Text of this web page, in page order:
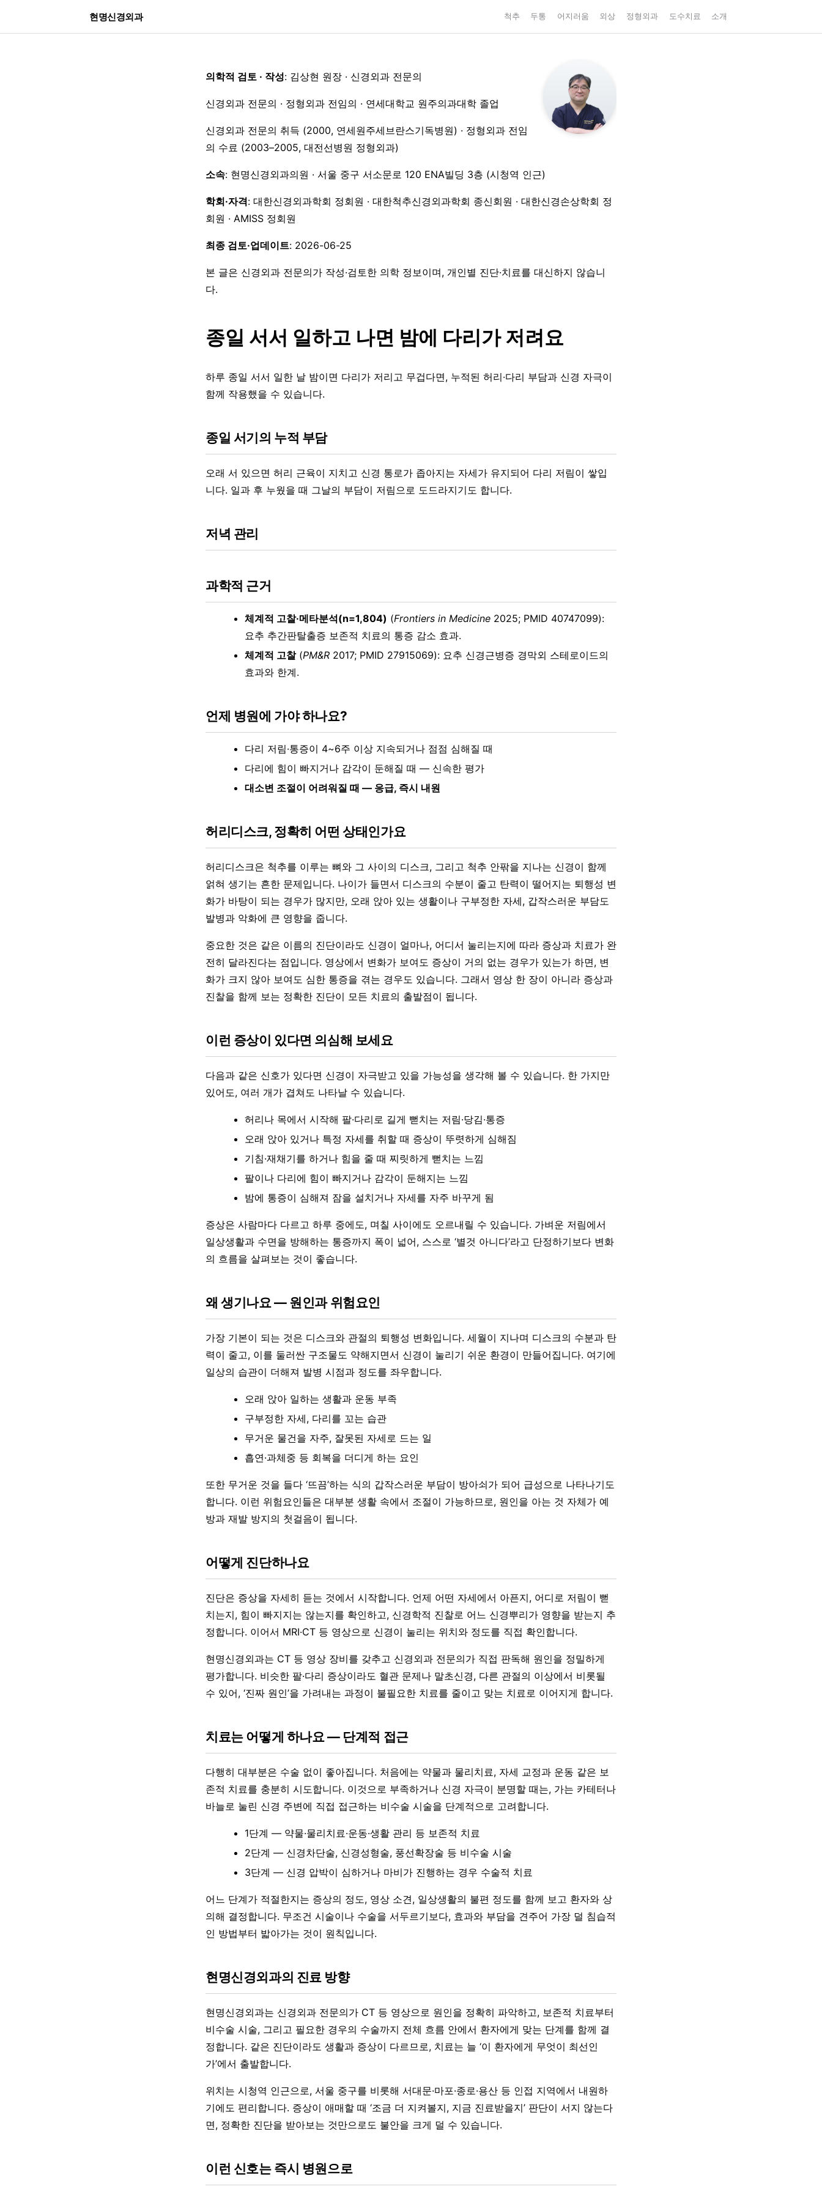
현명신경외과 척추 두통 어지러움 외상 정형외과 도수치료 소개
의학적 검토 · 작성: 김상현 원장 · 신경외과 전문의
신경외과 전문의 · 정형외과 전임의 · 연세대학교 원주의과대학 졸업
신경외과 전문의 취득 (2000, 연세원주세브란스기독병원) · 정형외과 전임
의 수료 (2003–2005, 대전선병원 정형외과)
소속: 현명신경외과의원 · 서울 중구 서소문로 120 ENA빌딩 3층 (시청역 인근)
학회·자격: 대한신경외과학회 정회원 · 대한척추신경외과학회 종신회원 · 대한신경손상학회 정
회원 · AMISS 정회원
최종 검토·업데이트: 2026-06-25
본 글은 신경외과 전문의가 작성·검토한 의학 정보이며, 개인별 진단·치료를 대신하지 않습니
다.
종일 서서 일하고 나면 밤에 다리가 저려요
하루 종일 서서 일한 날 밤이면 다리가 저리고 무겁다면, 누적된 허리·다리 부담과 신경 자극이
함께 작용했을 수 있습니다.
종일 서기의 누적 부담
오래 서 있으면 허리 근육이 지치고 신경 통로가 좁아지는 자세가 유지되어 다리 저림이 쌓입
니다. 일과 후 누웠을 때 그날의 부담이 저림으로 도드라지기도 합니다.
저녁 관리
과학적 근거
체계적 고찰·메타분석(n=1,804) (Frontiers in Medicine 2025; PMID 40747099):
요추 추간판탈출증 보존적 치료의 통증 감소 효과.
체계적 고찰(PM&R 2017; PMID 27915069): 요추 신경근병증 경막외 스테로이드의
효과와 한계.
언제 병원에 가야 하나요?
다리 저림·통증이 4~6주 이상 지속되거나 점점 심해질 때
다리에 힘이 빠지거나 감각이 둔해질 때 — 신속한 평가
대소변 조절이 어려워질 때 — 응급, 즉시 내원
허리디스크, 정확히 어떤 상태인가요
허리디스크은 척추를 이루는 뼈와 그 사이의 디스크, 그리고 척추 안팎을 지나는 신경이 함께
얽혀 생기는 흔한 문제입니다. 나이가 들면서 디스크의 수분이 줄고 탄력이 떨어지는 퇴행성 변
화가 바탕이 되는 경우가 많지만, 오래 앉아 있는 생활이나 구부정한 자세, 갑작스러운 부담도
발병과 악화에 큰 영향을 줍니다.
중요한 것은 같은 이름의 진단이라도 신경이 얼마나, 어디서 눌리는지에 따라 증상과 치료가 완
전히 달라진다는 점입니다. 영상에서 변화가 보여도 증상이 거의 없는 경우가 있는가 하면, 변
화가 크지 않아 보여도 심한 통증을 겪는 경우도 있습니다. 그래서 영상 한 장이 아니라 증상과
진찰을 함께 보는 정확한 진단이 모든 치료의 출발점이 됩니다.
이런 증상이 있다면 의심해 보세요
다음과 같은 신호가 있다면 신경이 자극받고 있을 가능성을 생각해 볼 수 있습니다. 한 가지만
있어도, 여러 개가 겹쳐도 나타날 수 있습니다.
허리나 목에서 시작해 팔·다리로 길게 뻗치는 저림·당김·통증
오래 앉아 있거나 특정 자세를 취할 때 증상이 뚜렷하게 심해짐
기침·재채기를 하거나 힘을 줄 때 찌릿하게 뻗치는 느낌
팔이나 다리에 힘이 빠지거나 감각이 둔해지는 느낌
밤에 통증이 심해져 잠을 설치거나 자세를 자주 바꾸게 됨
증상은 사람마다 다르고 하루 중에도, 며칠 사이에도 오르내릴 수 있습니다. 가벼운 저림에서
일상생활과 수면을 방해하는 통증까지 폭이 넓어, 스스로 ‘별것 아니다’라고 단정하기보다 변화
의 흐름을 살펴보는 것이 좋습니다.
왜 생기나요 — 원인과 위험요인
가장 기본이 되는 것은 디스크와 관절의 퇴행성 변화입니다. 세월이 지나며 디스크의 수분과 탄
력이 줄고, 이를 둘러싼 구조물도 약해지면서 신경이 눌리기 쉬운 환경이 만들어집니다. 여기에
일상의 습관이 더해져 발병 시점과 정도를 좌우합니다.
오래 앉아 일하는 생활과 운동 부족
구부정한 자세, 다리를 꼬는 습관
무거운 물건을 자주, 잘못된 자세로 드는 일
흡연·과체중 등 회복을 더디게 하는 요인
또한 무거운 것을 들다 ‘뜨끔’하는 식의 갑작스러운 부담이 방아쇠가 되어 급성으로 나타나기도
합니다. 이런 위험요인들은 대부분 생활 속에서 조절이 가능하므로, 원인을 아는 것 자체가 예
방과 재발 방지의 첫걸음이 됩니다.
어떻게 진단하나요
진단은 증상을 자세히 듣는 것에서 시작합니다. 언제 어떤 자세에서 아픈지, 어디로 저림이 뻗
치는지, 힘이 빠지지는 않는지를 확인하고, 신경학적 진찰로 어느 신경뿌리가 영향을 받는지 추
정합니다. 이어서 MRI·CT 등 영상으로 신경이 눌리는 위치와 정도를 직접 확인합니다.
현명신경외과는 CT 등 영상 장비를 갖추고 신경외과 전문의가 직접 판독해 원인을 정밀하게
평가합니다. 비슷한 팔·다리 증상이라도 혈관 문제나 말초신경, 다른 관절의 이상에서 비롯될
수 있어, ‘진짜 원인’을 가려내는 과정이 불필요한 치료를 줄이고 맞는 치료로 이어지게 합니다.
치료는 어떻게 하나요 — 단계적 접근
다행히 대부분은 수술 없이 좋아집니다. 처음에는 약물과 물리치료, 자세 교정과 운동 같은 보
존적 치료를 충분히 시도합니다. 이것으로 부족하거나 신경 자극이 분명할 때는, 가는 카테터나
바늘로 눌린 신경 주변에 직접 접근하는 비수술 시술을 단계적으로 고려합니다.
1단계 — 약물·물리치료·운동·생활 관리 등 보존적 치료
2단계 — 신경차단술, 신경성형술, 풍선확장술 등 비수술 시술
3단계 — 신경 압박이 심하거나 마비가 진행하는 경우 수술적 치료
어느 단계가 적절한지는 증상의 정도, 영상 소견, 일상생활의 불편 정도를 함께 보고 환자와 상
의해 결정합니다. 무조건 시술이나 수술을 서두르기보다, 효과와 부담을 견주어 가장 덜 침습적
인 방법부터 밟아가는 것이 원칙입니다.
현명신경외과의 진료 방향
현명신경외과는 신경외과 전문의가 CT 등 영상으로 원인을 정확히 파악하고, 보존적 치료부터
비수술 시술, 그리고 필요한 경우의 수술까지 전체 흐름 안에서 환자에게 맞는 단계를 함께 결
정합니다. 같은 진단이라도 생활과 증상이 다르므로, 치료는 늘 ‘이 환자에게 무엇이 최선인
가’에서 출발합니다.
위치는 시청역 인근으로, 서울 중구를 비롯해 서대문·마포·종로·용산 등 인접 지역에서 내원하
기에도 편리합니다. 증상이 애매할 때 ‘조금 더 지켜볼지, 지금 진료받을지’ 판단이 서지 않는다
면, 정확한 진단을 받아보는 것만으로도 불안을 크게 덜 수 있습니다.
이런 신호는 즉시 병원으로